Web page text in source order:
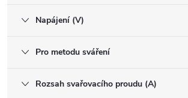
Napájení (V)
Pro metodu sváření
Rozsah svařovacího proudu (A)